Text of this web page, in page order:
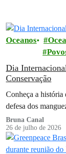
Oceanos
Dia
Conservação
Conheça a história
defesa dos
Bruna Canal
26 de julho de 2026